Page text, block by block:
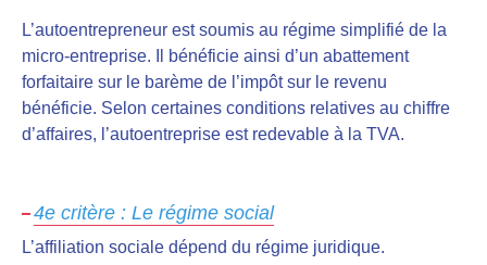
L’autoentrepreneur est soumis au régime simplifié de la
micro-entreprise. Il bénéficie ainsi d’un abattement
forfaitaire sur le barème de l’impôt sur le revenu
bénéficie. Selon certaines conditions relatives au chiffre
d’affaires, l’autoentreprise est redevable à la TVA.
4e critère : Le régime social
L’affiliation sociale dépend du régime juridique.